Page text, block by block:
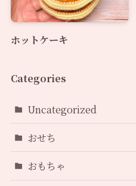
ホットケーキ
Categories
Uncategorized
おせち
おもちゃ